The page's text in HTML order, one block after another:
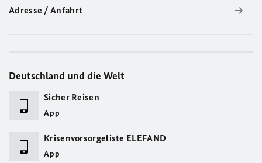
Adresse / Anfahrt
Deutschland und die Welt
Sicher Reisen
App
Krisenvorsorgeliste ELEFAND
App